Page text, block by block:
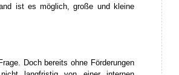
ist es möglich, große und kleine
Doch bereits ohne Förderungen